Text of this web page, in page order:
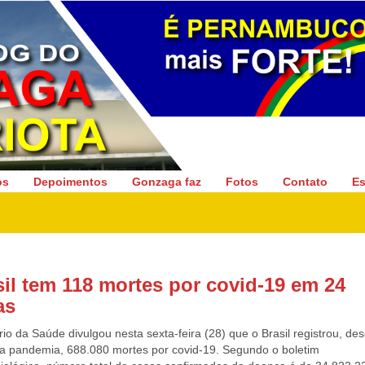
Gonzaga Patriota
Depoimentos Gonzaga faz Fotos Contato
tem 118 mortes por covid-19 em 24
da Saúde divulgou nesta sexta-feira (28) que o Brasil registrou,
pandemia, 688.080 mortes por covid-19. Segundo o boletim